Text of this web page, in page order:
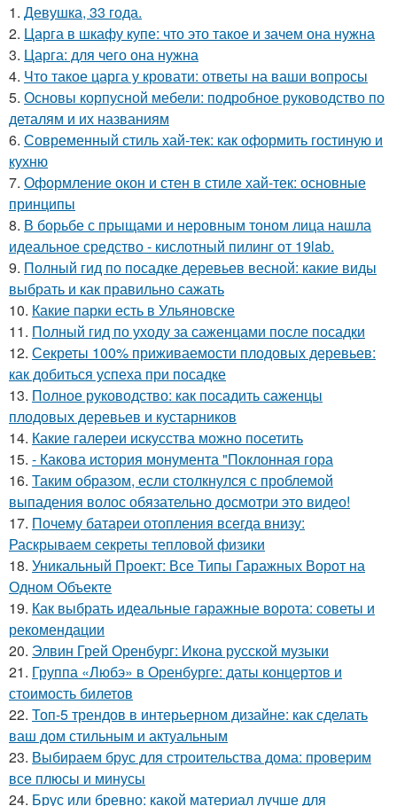
1. Девушка, 33 года.
2. Царга в шкафу купе: что это такое и зачем она нужна
3. Царга: для чего она нужна
4. Что такое царга у кровати: ответы на ваши вопросы
5. Основы корпусной мебели: подробное руководство по
деталям и их названиям
6. Современный стиль хай-тек: как оформить гостиную и
кухню
7. Оформление окон и стен в стиле хай-тек: основные
принципы
8. В борьбе с прыщами и неровным тоном лица нашла
идеальное средство - кислотный пилинг от 19lab.
9. Полный гид по посадке деревьев весной: какие виды
выбрать и как правильно сажать
10. Какие парки есть в Ульяновске
11. Полный гид по уходу за саженцами после посадки
12. Секреты 100% приживаемости плодовых деревьев:
как добиться успеха при посадке
13. Полное руководство: как посадить саженцы
плодовых деревьев и кустарников
14. Какие галереи искусства можно посетить
15. - Какова история монумента "Поклонная гора
16. Таким образом, если столкнулся с проблемой
выпадения волос обязательно досмотри это видео!
17. Почему батареи отопления всегда внизу:
Раскрываем секреты тепловой физики
18. Уникальный Проект: Все Типы Гаражных Ворот на
Одном Объекте
19. Как выбрать идеальные гаражные ворота: советы и
рекомендации
20. Элвин Грей Оренбург: Икона русской музыки
21. Группа «Любэ» в Оренбурге: даты концертов и
стоимость билетов
22. Топ-5 трендов в интерьерном дизайне: как сделать
ваш дом стильным и актуальным
23. Выбираем брус для строительства дома: проверим
все плюсы и минусы
24. Брус или бревно: какой материал лучше для